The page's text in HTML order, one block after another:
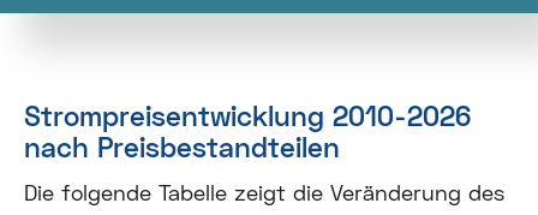
Strompreisentwicklung 2010-2026
nach Preisbestandteilen
Die folgende Tabelle zeigt die Veränderung des